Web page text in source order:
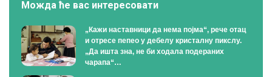
Можда ће вас интересовати
„Кажи наставници да нема појма“, рече отац
и отресе пепео у дебелу кристалну пикслу.
„Да ишта зна, не би ходала подераних
чарапа“…